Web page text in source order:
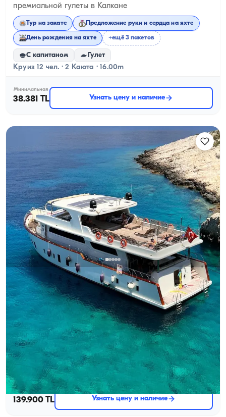
премиальной гулеты в Калкане
Тур на закате Предложение руки и сердца на яхте
День рождения на яхте +ещё 3 пакетов
С капитаном Гулет
Круиз 12 чел. · 2 Каюта · 16.00m
Минимальная
38.381 TL Узнать цену и наличие
Калкан, Antalya Новая лодка
Незабываемый опыт проведения мероприятия на
роскошной 24-метровой моторной яхте для 50
человек в бирюзовых водах Калкана
Тур на закате Тур по бухтам Калкана
Девичник на яхте +ещё 3 пакетов
Моторная яхта
Круиз 50 чел. · 24.00m
Минимальная
139.900 TL Узнать цену и наличие